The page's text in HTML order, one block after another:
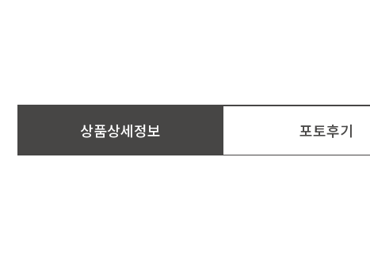
상품상세정보 포토후기